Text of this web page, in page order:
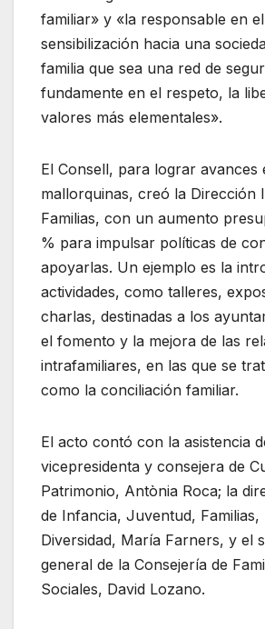
familiar» y «la responsable en
sensibilización hacia una
familia que sea una red de
fundamente en el respeto, la
valores más elementales».
El Consell, para lograr avances
mallorquinas, creó la Dirección
Familias, con un aumento
% para impulsar políticas de
apoyarlas. Un ejemplo es la
actividades, como talleres,
charlas, destinadas a los
el fomento y la mejora de las
intrafamiliares, en las que se
como la conciliación familiar.
El acto contó con la asistencia
vicepresidenta y consejera de
Patrimonio, Antònia Roca; la
de Infancia, Juventud, Familias,
Diversidad, María Farners, y el
general de la Consejería de
Sociales, David Lozano.